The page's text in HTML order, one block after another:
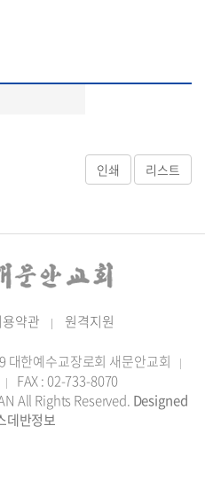
약관 | 원격지원
대한예수교장로회 새문안교회 |
|
FAX : 02-733-8070
All Rights Reserved. Designed
데반정보